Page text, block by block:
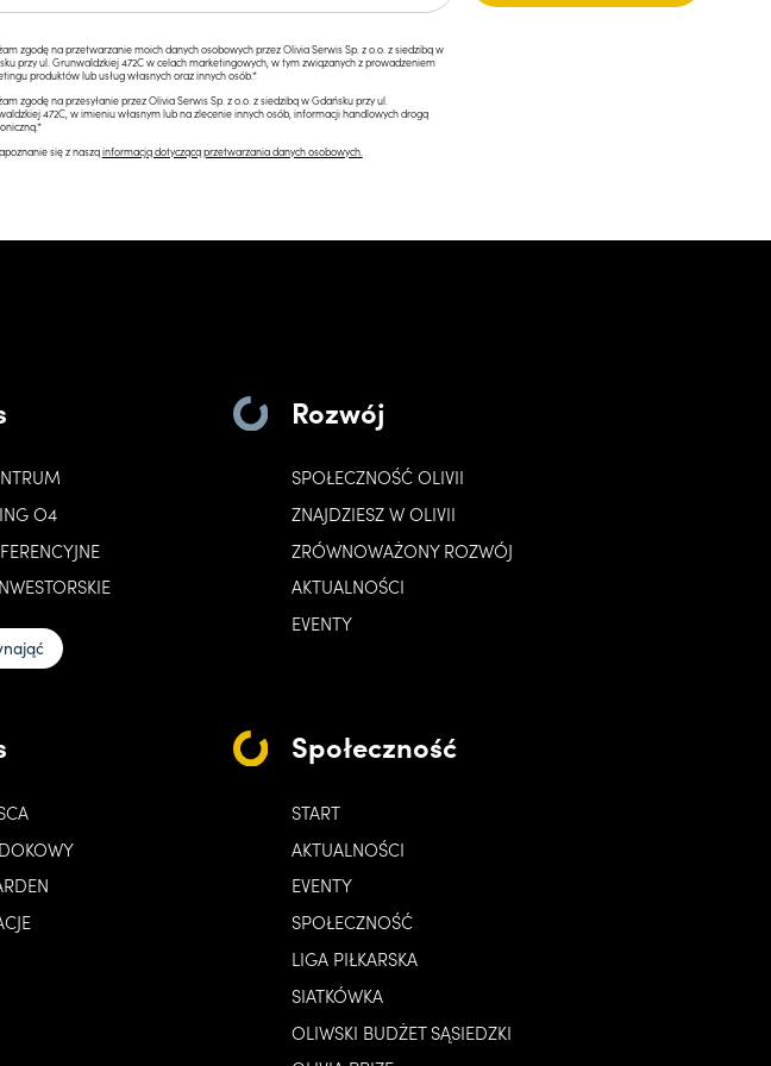
zgodę na przetwarzanie moich danych osobowych przez Olivia Serwis Sp. z o.o. z siedzibą w
przy ul. Grunwaldzkiej 472C w celach marketingowych, w tym związanych z prowadzeniem
produktów lub usług własnych oraz innych osób.*
zgodę na przesyłanie przez Olivia Serwis Sp. z o.o. z siedzibą w Gdańsku przy ul.
472C, w imieniu własnym lub na zlecenie innych osób, informacji handlowych drogą
się z nasząinformacją dotyczącą przetwarzania danych osobowych.
O4
Rozwój
SPOŁECZNOŚĆ OLIVII
ZNAJDZIESZ W OLIVII
ZRÓWNOWAŻONY ROZWÓJ
AKTUALNOŚCI
EVENTY
Społeczność
START
AKTUALNOŚCI
EVENTY
SPOŁECZNOŚĆ
LIGA PIŁKARSKA
SIATKÓWKA
OLIWSKI BUDŻET SĄSIEDZKI